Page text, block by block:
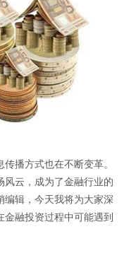
播方式也在不断变革。
云，成为了金融行业的
辑，今天我将为大家深
金融投资过程中可能遇到